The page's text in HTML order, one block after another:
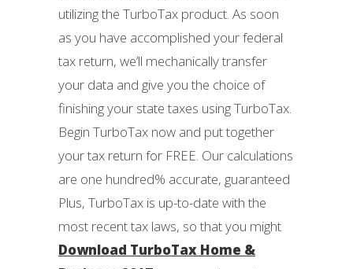
utilizing the TurboTax product. As soon
as you have accomplished your federal
tax return, we’ll mechanically transfer
your data and give you the choice of
finishing your state taxes using TurboTax.
Begin TurboTax now and put together
your tax return for FREE. Our calculations
are one hundred% accurate, guaranteed
Plus, TurboTax is up-to-date with the
most recent tax laws, so that you might
Download TurboTax Home &